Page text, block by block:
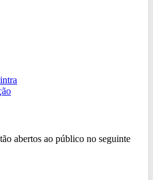
abertos ao público no seguinte